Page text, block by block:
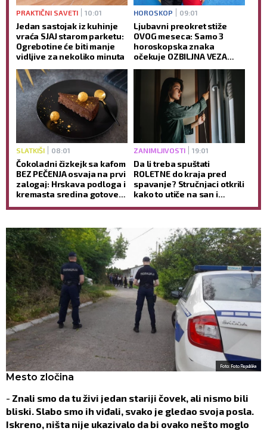
PRAKTIČNI SAVETI 10:01
Jedan sastojak iz kuhinje
vraća SJAJ starom parketu:
Ogrebotine će biti manje
vidljive za nekoliko minuta
HOROSKOP 09:01
Ljubavni preokret stiže
OVOG meseca: Samo 3
horoskopska znaka
očekuje OZBILJNA VEZA
SLATKIŠI 08:01
Čokoladni čizkejk sa kafom
BEZ PEČENJA osvaja na prvi
zalogaj: Hrskava podloga i
kremasta sredina gotove
ZANIMLJIVOSTI 19:01
Da li treba spuštati
ROLETNE do kraja pred
spavanje? Stručnjaci otkrili
kako to utiče na san i
Foto: Foto Republika
Mesto zločina
- Znali smo da tu živi jedan stariji čovek, ali nismo bili
bliski. Slabo smo ih viđali, svako je gledao svoja posla.
Iskreno, ništa nije ukazivalo da bi ovako nešto moglo